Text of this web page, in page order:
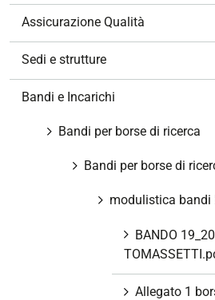
Assicurazione Qualità
Sedi e strutture
Bandi e Incarichi
Bandi per borse di ricerca
Bandi per borse di
modulistica bandi
BANDO
Allegato 1